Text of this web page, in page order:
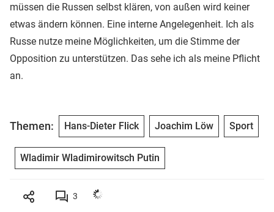
müssen die Russen selbst klären, von außen wird keiner
etwas ändern können. Eine interne Angelegenheit. Ich als
Russe nutze meine Möglichkeiten, um die Stimme der
Opposition zu unterstützen. Das sehe ich als meine Pflicht
an.
Themen: Hans-Dieter Flick Joachim Löw Sport
Wladimir Wladimirowitsch Putin
3